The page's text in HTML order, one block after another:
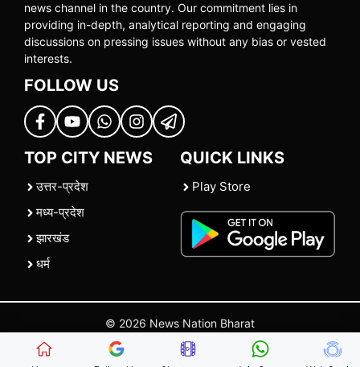
news channel in the country. Our commitment lies in
providing in-depth, analytical reporting and engaging
discussions on pressing issues without any bias or vested
interests.
FOLLOW US
TOP CITY NEWS
उत्तर-प्रदेश
मध्य-प्रदेश
झारखंड
धर्म
QUICK LINKS
Play Store
© 2026 News Nation Bharat
| |Contact Us |Policies Terms and Conditions